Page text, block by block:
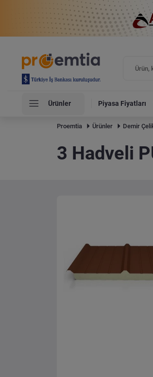
Ürünler Piyasa Fiyatları
Proemtia Ürünler Demir
3 Hadveli